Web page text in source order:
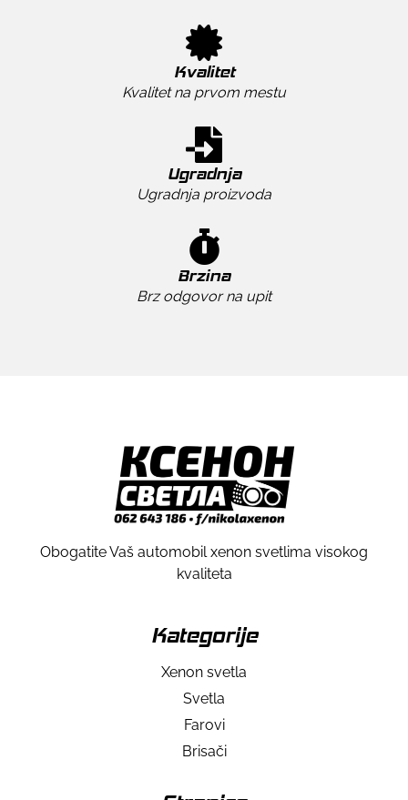
Kvalitet
Kvalitet na prvom mestu
Ugradnja
Ugradnja proizvoda
Brzina
Brz odgovor na upit
Obogatite Vaš automobil xenon svetlima visokog
kvaliteta
Kategorije
Xenon svetla
Svetla
Farovi
Brisači